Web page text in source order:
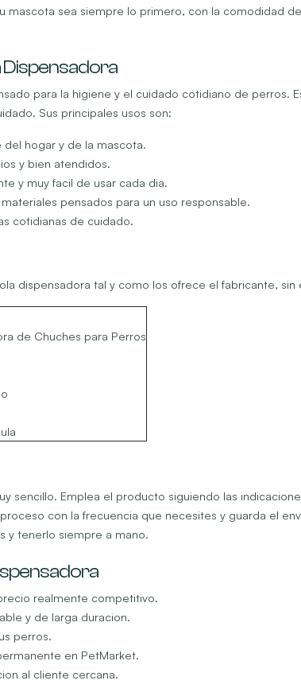
mascota sea siempre lo primero, con la comodidad
Dispensadora
para la higiene y el cuidado cotidiano de perros.
Sus principales usos son:
del hogar y de la mascota.
y bien atendidos.
y muy facil de usar cada dia.
pensados para un uso responsable.
cotidianas de cuidado.
dispensadora tal y como los ofrece el fabricante,
de Chuches para Perros
sencillo. Emplea el producto siguiendo las
con la frecuencia que necesites y guarda el
y tenerlo siempre a mano.
realmente competitivo.
y de larga duracion.
perros.
en PetMarket.
al cliente cercana.